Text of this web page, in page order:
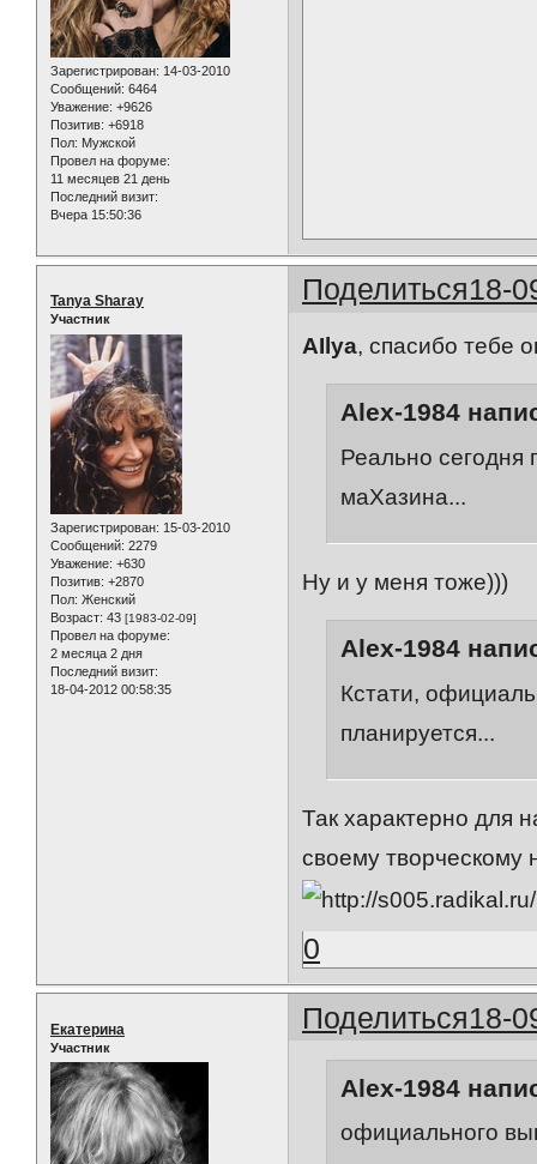
Зарегистрирован: 14-03-2010
Сообщений: 6464
Уважение: +9626
Позитив: +6918
Пол: Мужской
Провел на форуме:
11 месяцев 21 день
Последний визит:
Вчера 15:50:36
Поделиться18-
Tanya Sharay
Участник
Зарегистрирован: 15-03-2010
Сообщений: 2279
Уважение: +630
Позитив: +2870
Пол: Женский
Возраст: 43 [1983-02-09]
Провел на форуме:
2 месяца 2 дня
Последний визит:
18-04-2012 00:58:35
AIlya, спасибо тебе
Alex-1984
Реально сегодня
маХазина...
Ну и у меня тоже)))
Alex-1984
Кстати,
планируется...
Так характерно для
своему творческому
0
Поделиться18-
Екатерина
Участник
Alex-1984
официального